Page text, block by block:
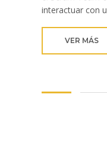
interactuar con
VER MÁS